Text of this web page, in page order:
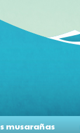
musarañas